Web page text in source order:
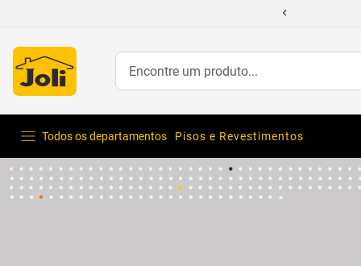
Encontre um produto...
Todos os departamentos Pisos e Revestimentos